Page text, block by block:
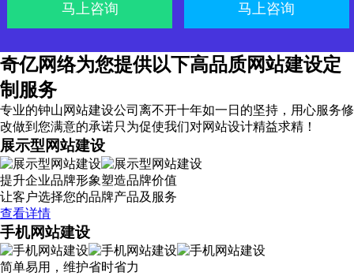
马上咨询 马上咨询
奇亿网络为您提供以下高品质网站建设定
制服务
专业的钟山网站建设公司离不开十年如一日的坚持， 用心服务修
改做到您满意的承诺只为促使我们对网站设计精益求精！
展示型网站建设
提升企业品牌形象塑造品牌价值
让客户选择您的品牌产品及服务
查看详情
手机网站建设
简单易用，维护省时省力